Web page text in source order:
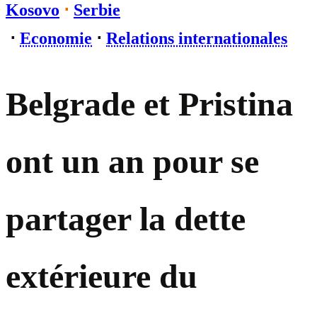
Kosovo ⋅ Serbie
⋅ Economie ⋅ Relations internationales
Belgrade et Pristina
ont un an pour se
partager la dette
extérieure du